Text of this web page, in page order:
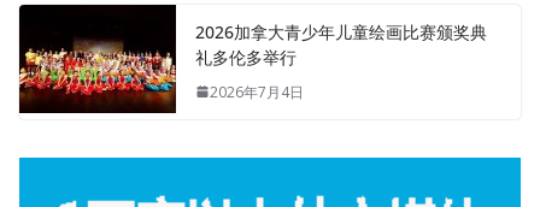
2026加拿大青少年儿童绘画比赛颁奖典
礼多伦多举行
2026年7月4日